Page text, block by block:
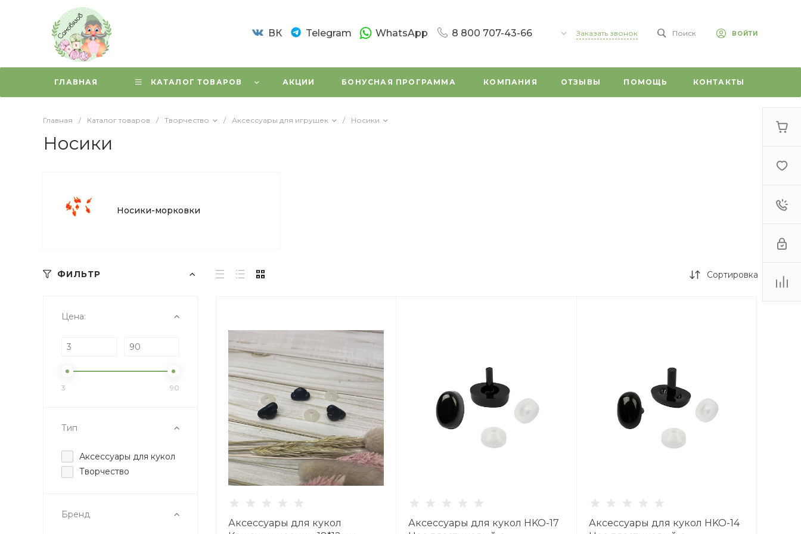
ВК Telegram WhatsApp 8 800 707-43-66
Новочеркасский пр. 59/1
Пн-Вс: 10:00 - 20:00
Заказать звонок Поиск ВОЙТИ
ГЛАВНАЯ КАТАЛОГ ТОВАРОВ АКЦИИ БОНУСНАЯ ПРОГРАММА КОМПАНИЯ ОТЗЫВЫ ПОМОЩЬ КОНТАКТЫ
Главная / Каталог товаров / Творчество / Аксессуары для игрушек / Носики
Носики
Носики-морковки
ФИЛЬТР
Цена:
3 90
Тип
Аксессуары для кукол
Творчество
Бренд
Сортировка
Аксессуары для кукол
Аксессуары для кукол HKO-17
Аксессуары для кукол HKO-14